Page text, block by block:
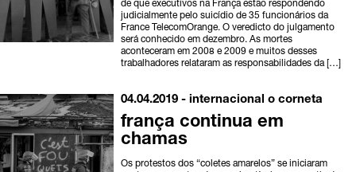
de que executivos na França estão respondendo
judicialmente pelo suicídio de 35 funcionários da
France TelecomOrange. O veredicto do julgamento
será conhecido em dezembro. As mortes
aconteceram em 2008 e 2009 e muitos desses
trabalhadores relataram as responsabilidades da […]
04.04.2019 -internacional o corneta
frança continua em
chamas
Os protestos dos “coletes amarelos” se iniciaram